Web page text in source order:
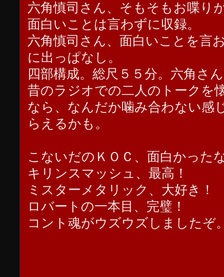
六角慎司さん、そもそもお喋り
面白いことは言わずに収録。
六角慎司さん、面白いことを言
に出っぱなし。
四部構成。総尺５５分。六角さ
昔のラジオでの二人のトークを
なら、なんだか噛み合わない感
らえるかも。
こないだのＫＯＣ、面白かった
キリンスマッシュ、最高！
ミスターメタリック、大好き！
ロバートの一本目、完璧！
コント魂がウズウズしましたぞ